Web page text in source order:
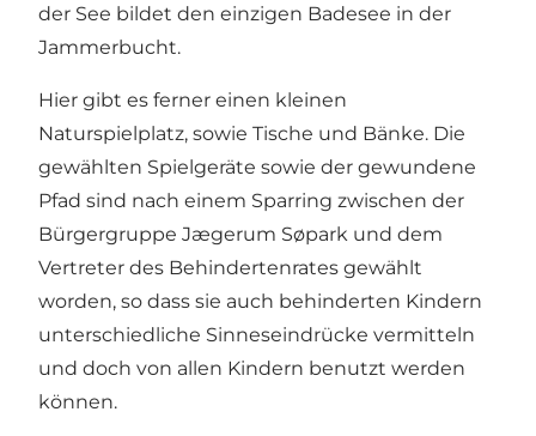
der See bildet den einzigen Badesee in der
Jammerbucht.
Hier gibt es ferner einen kleinen
Naturspielplatz, sowie Tische und Bänke. Die
gewählten Spielgeräte sowie der gewundene
Pfad sind nach einem Sparring zwischen der
Bürgergruppe Jægerum Søpark und dem
Vertreter des Behindertenrates gewählt
worden, so dass sie auch behinderten Kindern
unterschiedliche Sinneseindrücke vermitteln
und doch von allen Kindern benutzt werden
können.